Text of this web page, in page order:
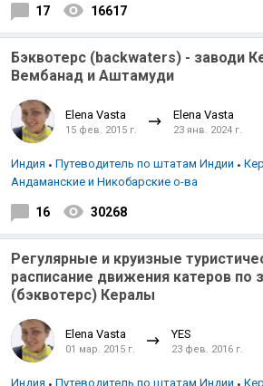
17 16617
Бэквотерс (backwaters) - заводи
Вембанад и Аштамуди
Elena Vasta
15 фев. 2015 г.
Elena Vasta
23 янв. 2024 г.
Индия Путеводитель по штатам Индии
Андаманские и Никобарские о-ва
16 30268
Регулярные и круизные
расписание движения катеров по
(бэквотерс) Кералы
Elena Vasta
01 мар. 2015 г.
YES
23 фев. 2016 г.
Индия Путеводитель по штатам Индии